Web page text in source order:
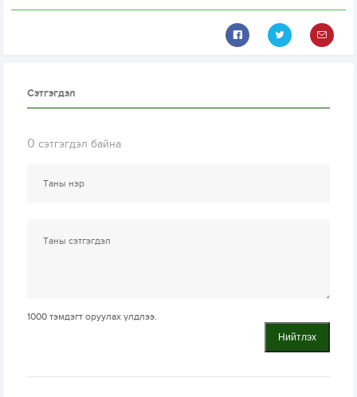
Сэтгэгдэл
0 сэтгэгдэл байна
1000 тэмдэгт оруулах үлдлээ.
Нийтлэх